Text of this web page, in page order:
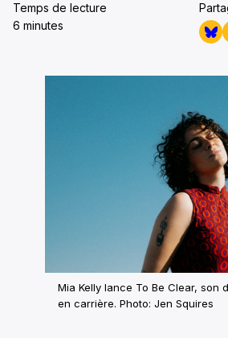
Temps de lecture
6 minutes
Mia Kelly lance To Be Clear, son
en carrière. Photo: Jen Squires